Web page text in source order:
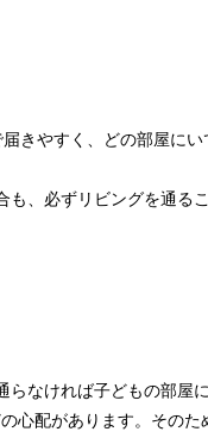
きやすく、どの部屋に
、必ずリビングを通る
らなければ子どもの部屋
心配があります。そのた